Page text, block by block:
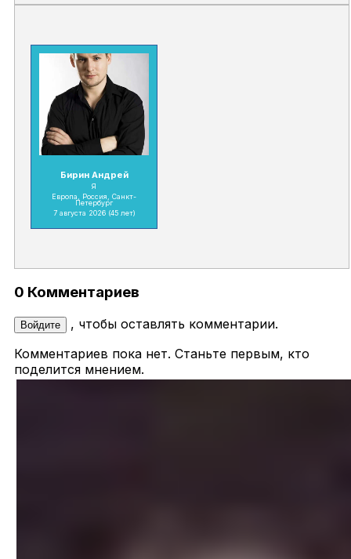
Бирин Андрей
Я
Европа, Россия, Санкт-
Петербург
7 августа 2026 (45 лет)
0 Комментариев
Войдите
, чтобы оставлять комментарии.
Комментариев пока нет. Станьте первым, кто
поделится мнением.